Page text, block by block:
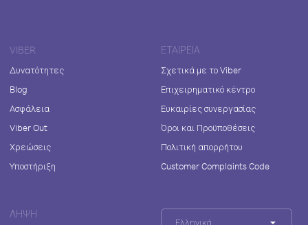
VIBER
Δυνατότητες
Blog
Ασφάλεια
Viber Out
Χρεώσεις
Υποστήριξη
ΕΤΑΙΡΕΊΑ
Σχετικά με το Viber
Επιχειρηματικό κέντρο
Ευκαιρίες συνεργασίας
Όροι και Προϋποθέσεις
Πολιτική απορρήτου
Customer Complaints Code
ΛΉΨΗ
Ελληνικά